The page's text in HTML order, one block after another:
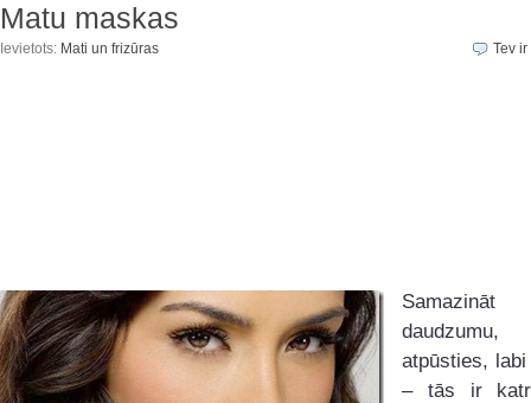
Matu maskas
Ievietots: Mati un frizūras Tev ir
atpūsties,
– tās ir